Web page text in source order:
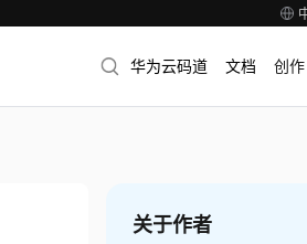
华为云码道 文档 创作
关于作者